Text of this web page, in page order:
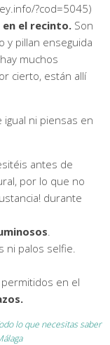
?cod=5045)
en el recinto. Son
y pillan enseguida
muchos
cierto, están allí
ni piensas en
antes de
por lo que no
durante
.
ni palos selfie.
en el